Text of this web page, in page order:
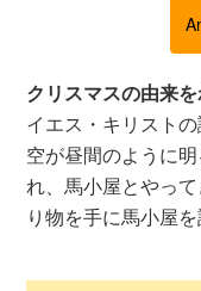
クリスマスの由来
イエス・キリスト
空が昼間のように
れ、馬小屋とやっ
り物を手に馬小屋を